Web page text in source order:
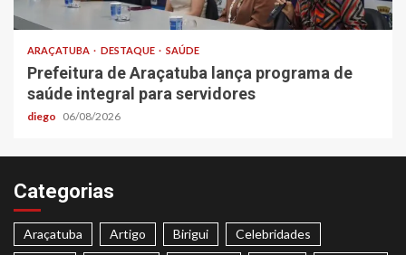
ARAÇATUBA DESTAQUE SAÚDE
Prefeitura de Araçatuba lança programa de
saúde integral para servidores
diego 06/08/2026
Categorias
Araçatuba Artigo Birigui
Celebridades